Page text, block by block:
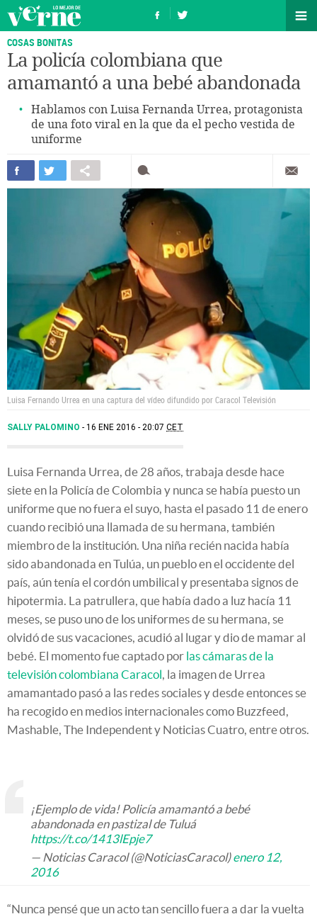
COSAS BONITAS
La policía colombiana que
amamantó a una bebé abandonada
Hablamos con Luisa Fernanda Urrea, protagonista
de una foto viral en la que da el pecho vestida de
uniforme
Luisa Fernando Urrea en una captura del vídeo difundido por Caracol Televisión
SALLY PALOMINO 16 ENE 2016 - 20:07 CET
Luisa Fernanda Urrea, de 28 años, trabaja desde hace
siete en la Policía de Colombia y nunca se había puesto un
uniforme que no fuera el suyo, hasta el pasado 11 de enero
cuando recibió una llamada de su hermana, también
miembro de la institución. Una niña recién nacida había
sido abandonada en Tulúa, un pueblo en el occidente del
país, aún tenía el cordón umbilical y presentaba signos de
hipotermia. La patrullera, que había dado a luz hacía 11
meses, se puso uno de los uniformes de su hermana, se
olvidó de sus vacaciones, acudió al lugar y dio de mamar al
bebé. El momento fue captado por las cámaras de la
televisión colombiana Caracol, la imagen de Urrea
amamantado pasó a las redes sociales y desde entonces se
ha recogido en medios internacionales como Buzzfeed,
Mashable, The Independent y Noticias Cuatro, entre otros.
¡Ejemplo de vida! Policía amamantó a bebé
abandonada en pastizal de Tuluá
https://t.co/1413lEpje7
— Noticias Caracol (@NoticiasCaracol)enero 12,
2016
“Nunca pensé que un acto tan sencillo fuera a dar la vuelta